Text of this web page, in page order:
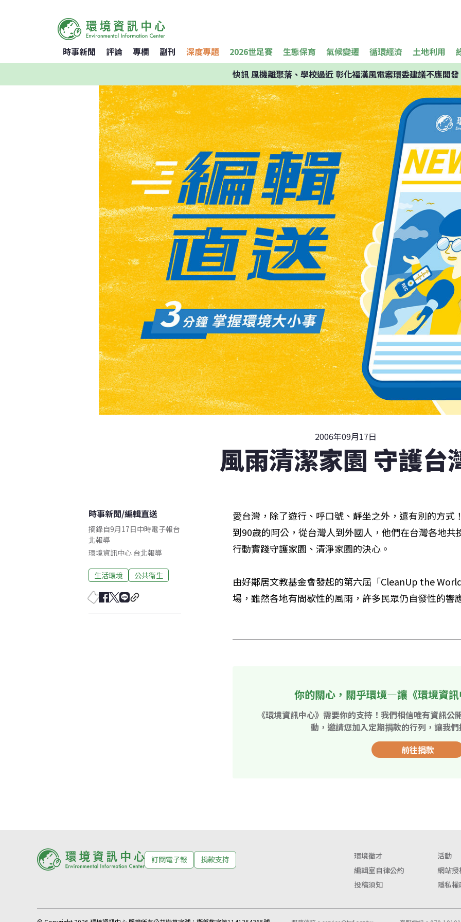
時事新聞 評論 專欄 副刊 深度專題 2026世足賽 生態保育 氣候變遷 循環經濟 土地利用
快訊風機離聚落、學校過近 彰化福漢風電案環委建議不應開發
2006年09月17日
風雨清潔家園 守護台
時事新聞/編輯直送
摘錄自9月17日中時電子報台
北報導
環境資訊中心 台北報導
生活環境 公共衛生
愛台灣，除了遊行、呼口號、靜坐之外，還有別的方式
到90歲的阿公，從台灣人到外國人，他們在台灣各地
行動實踐守護家園、清淨家園的決心。
由好鄰居文教基金會發起的第六屆「CleanUp the
場，雖然各地有間歇性的風雨，許多民眾仍自發性的響
你的關心，關乎環境—讓《環境資
《環境資訊中心》需要你的支持！我們相信唯有資訊
動，邀請您加入定期捐款的行列，讓我
前往捐款
訂閱電子報 捐款支持 環境徵才
活動
編輯室自律公約
網站
投稿須知
隱私